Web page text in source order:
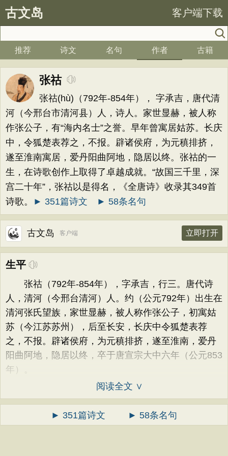
古文岛 客户端下载
推荐 诗文 名句 作者 古籍
张祜
张祜(hù)（792年-854年）， 字承吉，唐代清
河（今邢台市清河县）人，诗人。家世显赫，被人称
作张公子，有“海内名士”之誉。早年曾寓居姑苏。长庆
中，令狐楚表荐之，不报。辟诸侯府，为元稹排挤，
遂至淮南寓居，爱丹阳曲阿地，隐居以终。张祜的一
生，在诗歌创作上取得了卓越成就。“故国三千里，深
宫二十年”，张祜以是得名，《全唐诗》收录其349首
诗歌。
► 351篇诗文 ► 58条名句
古文岛 客户端 立即打开
生平
张祜（792年-854年），字承吉，行三。唐代诗
人，清河（今邢台清河）人。约（公元792年）出生在
清河张氏望族，家世显赫，被人称作张公子，初寓姑
苏（今江苏苏州），后至长安，长庆中令狐楚表荐
之，不报。辟诸侯府，为元稹排挤，遂至淮南，爱丹
阳曲阿地，隐居以终，卒于唐宣宗大中六年（公元853
年）。
阅读全文 ∨
► 351篇诗文 ► 58条名句